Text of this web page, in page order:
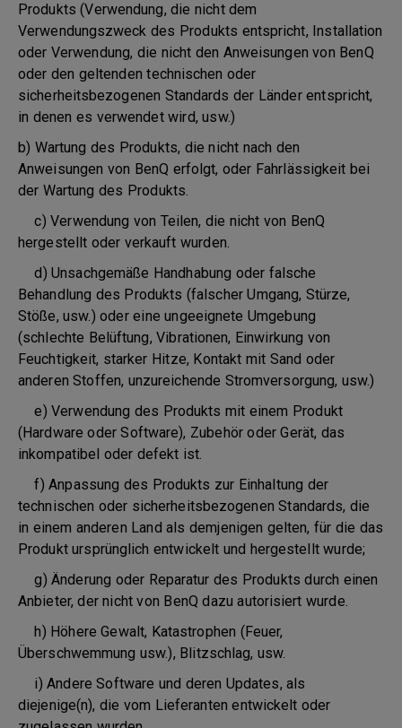
Produkts (Verwendung, die nicht dem
Verwendungszweck des Produkts entspricht, Installation
oder Verwendung, die nicht den Anweisungen von BenQ
oder den geltenden technischen oder
sicherheitsbezogenen Standards der Länder entspricht,
in denen es verwendet wird, usw.)
b) Wartung des Produkts, die nicht nach den
Anweisungen von BenQ erfolgt, oder Fahrlässigkeit bei
der Wartung des Produkts.
c) Verwendung von Teilen, die nicht von BenQ
hergestellt oder verkauft wurden.
d) Unsachgemäße Handhabung oder falsche
Behandlung des Produkts (falscher Umgang, Stürze,
Stöße, usw.) oder eine ungeeignete Umgebung
(schlechte Belüftung, Vibrationen, Einwirkung von
Feuchtigkeit, starker Hitze, Kontakt mit Sand oder
anderen Stoffen, unzureichende Stromversorgung, usw.)
e) Verwendung des Produkts mit einem Produkt
(Hardware oder Software), Zubehör oder Gerät, das
inkompatibel oder defekt ist.
f) Anpassung des Produkts zur Einhaltung der
technischen oder sicherheitsbezogenen Standards, die
in einem anderen Land als demjenigen gelten, für die das
Produkt ursprünglich entwickelt und hergestellt wurde;
g) Änderung oder Reparatur des Produkts durch einen
Anbieter, der nicht von BenQ dazu autorisiert wurde.
h) Höhere Gewalt, Katastrophen (Feuer,
Überschwemmung usw.), Blitzschlag, usw.
i) Andere Software und deren Updates, als
diejenige(n), die vom Lieferanten entwickelt oder